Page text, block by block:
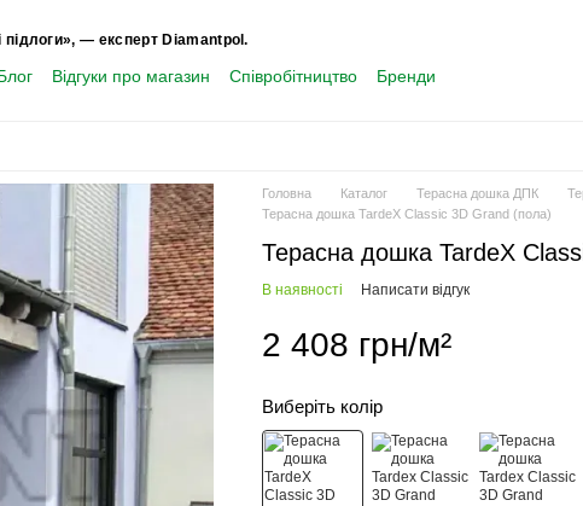
підлоги», — експерт Diamantpol.
Відгуки про магазин Співробітництво
Бренди
Головна Каталог Терасна дошка ДПК
Терасна дошка TardeX Classic 3D Grand (пола)
Терасна дошка TardeX
В наявності Написати відгук
2 408 грн/м²
Виберіть колір